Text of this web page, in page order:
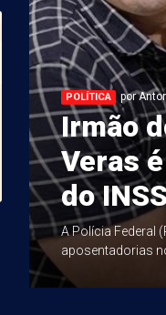
POLÍTICA por
Irmão
Veras
do
A Polícia Federal
aposentadorias